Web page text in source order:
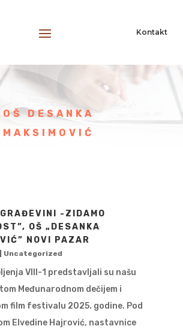
Kontakt
OŠ DESANKA
MAKSIMOVIĆ
-ZIDAMO
OŠ „DESANKA
NOVI PAZAR
Uncategorized
VIII-1 predstavljali su našu
Međunarodnom dečijem i
film festivalu 2025. godine. Pod
Elvedine Hajrović, nastavnice